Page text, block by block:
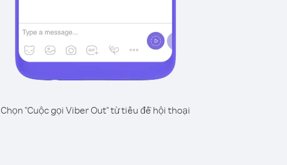
Chọn "Cuộc gọi Viber Out" từ tiêu đề hội thoại